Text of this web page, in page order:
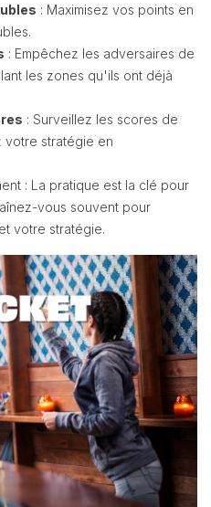
: Maximisez vos points en
: Empêchez les adversaires de
les zones qu'ils ont déjà
: Surveillez les scores de
votre stratégie en
: La pratique est la clé pour
vous souvent pour
votre stratégie.